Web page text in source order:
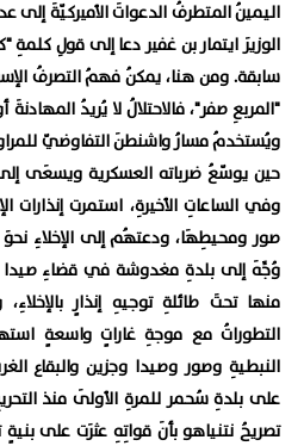
اليمينُ المتطرفُ الدعواتَ الأميركيّةَ
الوزيرَ ايتمار بن غفير دعا إلى قولِ كلمةِ
سابقة. ومن هنا، يمكنُ فهمُ التصرفُ
"المربعِ صفر"، فالاحتلالُ لا يُريدُ
ويُستخدمُ مسارُ واشنطنَ التفاوضيّ
حين يوسّعُ ضرباته العسكرية ويسعَى
وفي الساعاتِ الأخيرةِ، استمرت إنذارات
صور ومحيطِهَا، ودعتهُم إلى الإخلاءِ نحوَ
وُجِّهَ إلى بلدةِ مغدوشة في قضاءِ صيدا
منها تحتَ طائلةِ توجيهِ إنذارٍ
التطوراتُ مع موجةِ غاراتٍ واسعةٍ
النبطيةِ وصور وصيدا وجزين
تصريحُ نتنياهو بأنَ قواتِهِ عثرَت على